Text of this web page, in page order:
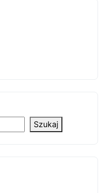
Szukaj